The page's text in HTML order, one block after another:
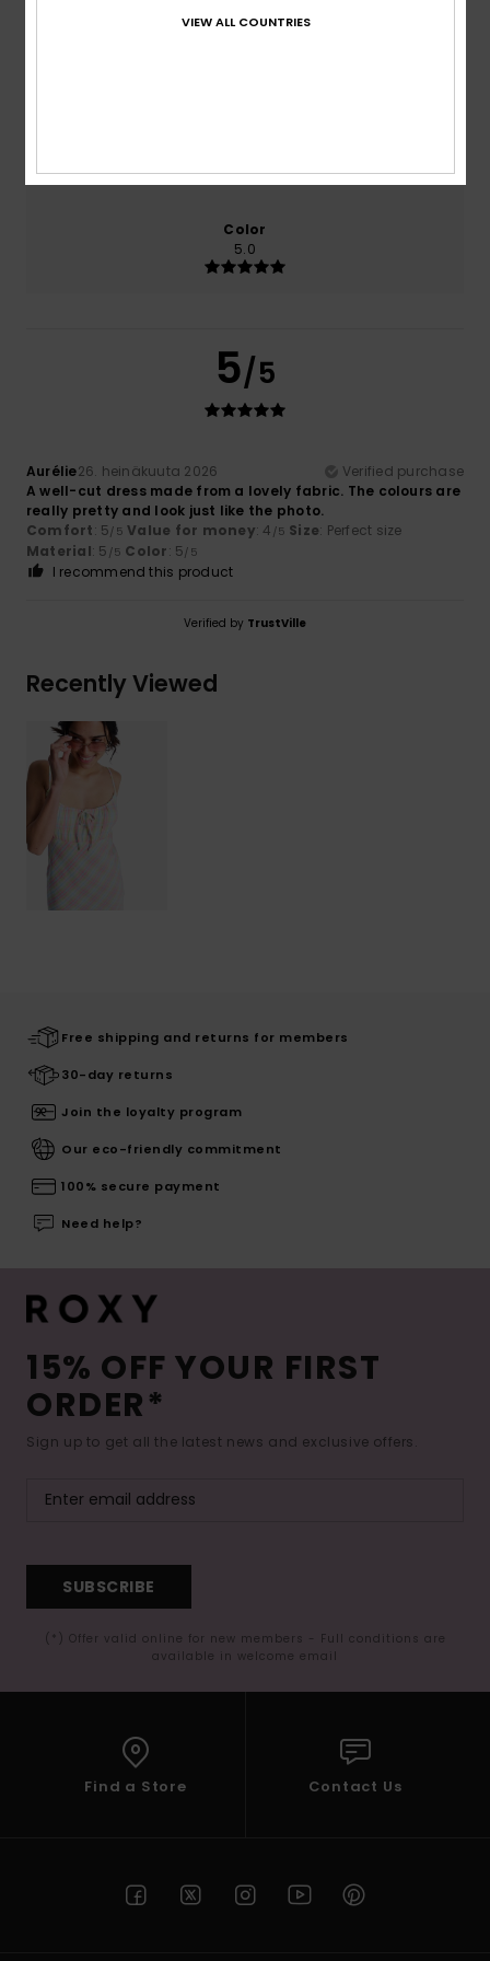
Too small Too large
Color
5.0
5/5
Aurélie26. heinäkuuta 2026
Verified purchase
A well-cut dress made from a lovely fabric. The colours are
really pretty and look just like the photo.
Comfort: 5/5 Value for money: 4 /5 Size: Perfect size
Material: 5 /5 Color: 5/5
I recommend this product
Verified by TrustVille
Recently Viewed
Free shipping and returns for members
30-day returns
Join the loyalty program
Our eco-friendly commitment
100% secure payment
Need help?
15% OFF YOUR FIRST
ORDER*
Sign up to get all the latest news and exclusive offers.
SUBSCRIBE
(*) Offer valid online for new members - Full conditions are
available in welcome email
Find a Store Contact Us
VIEW ALL COUNTRIES